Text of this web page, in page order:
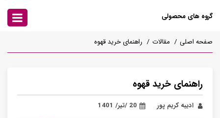
گروه های محصولی
صفحه اصلی مقالات راهنمای خرید قهوه
راهنمای خرید قهوه
ادیبه کریم پور 20 /تیر/ 1401